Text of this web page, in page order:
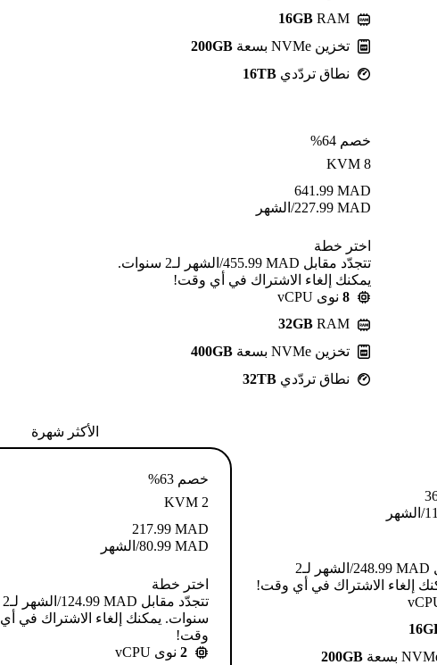
16GB RAM
تخزين NVMe بسعة
200GB
نطاق تردّدي 16TB
خصم 64%
KVM 8
MAD
641.99
MAD
227.99/الشهر
اختر خطة
تتجدّد مقابل MAD ⁦455.99⁩/الشهر لـ2 سنوات.
يمكنك إلغاء الاشتراك في أي وقت!
8 نوى vCPU
32GB RAM
تخزين NVMe بسعة
400GB
نطاق تردّدي 32TB
الأكثر شهرة
خصم 63%
KVM 2
MAD
217.99
MAD
80.99/الشهر
اختر خطة
تتجدّد مقابل MAD ⁦124.99⁩/الشهر لـ2
سنوات. يمكنك إلغاء الاشتراك في أي
وقت!
2 نوى vCPU
/الشهر
تتجدّد مقابل MAD ⁦248.99⁩/الشهر لـ2
إلغاء الاشتراك في أي وقت!
200GB